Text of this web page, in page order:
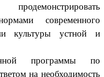
современного
культуры устной и
программы по
на необходимость